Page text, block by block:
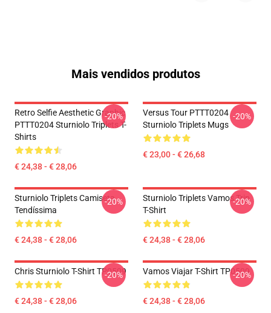
Mais vendidos produtos
Retro Selfie Aesthetic Graphic
PTTT0204 Sturniolo Triplets T-
Shirts
€ 24,38 - € 28,06
-20%
Versus Tour PTTT0204
Sturniolo Triplets Mugs
€ 23,00 - € 26,68
-20%
Sturniolo Triplets Camiseta
Tendíssima
€ 24,38 - € 28,06
-20%
Sturniolo Triplets Vamos Trip
T-Shirt
€ 24,38 - € 28,06
-20%
Chris Sturniolo T-Shirt TP0509
€ 24,38 - € 28,06
-20% Vamos Viajar T-Shirt TP0509
€ 24,38 - € 28,06
-20%